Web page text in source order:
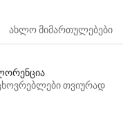
ახლო მიმართულებები
თვიურად